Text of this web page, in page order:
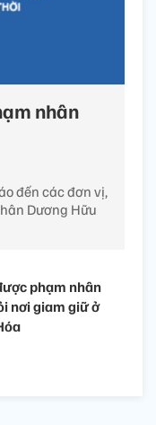
nhân
đến các đơn vị,
Dương Hữu
phạm nhân
nơi giam giữ ở